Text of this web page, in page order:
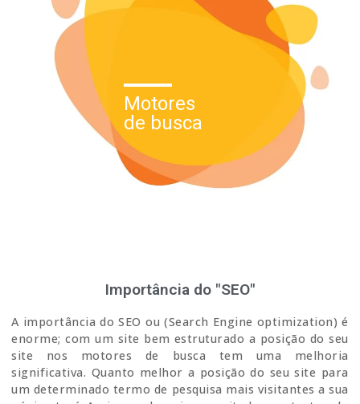
Motores
de busca
Importância do "SEO"
A importância do SEO ou (Search Engine optimization) é
enorme; com um site bem estruturado a posição do seu
site nos motores de busca tem uma melhoria
significativa. Quanto melhor a posição do seu site para
um determinado termo de pesquisa mais visitantes a sua